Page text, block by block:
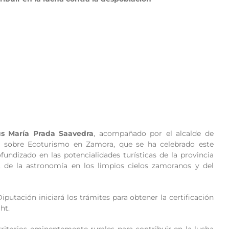
María Prada Saavedra, acompañado por el alcalde de
Ecoturismo en Zamora, que se ha celebrado este
en las potencialidades turísticas de la provincia
de la astronomía en los limpios cielos zamoranos y del
iniciará los trámites para obtener la certificación